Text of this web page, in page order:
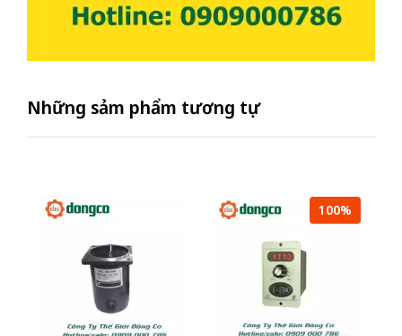
Những sảm phẩm tương tự
100%